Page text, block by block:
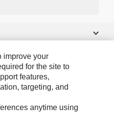
improve your
for the site to
features,
targeting, and
anytime using